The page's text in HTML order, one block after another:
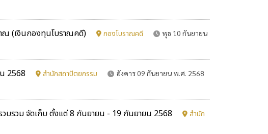
าณ (เงินกองทุนโบราณคดี) กองโบราณคดี
พุธ 10 กันยายน
2568 สำนักสถาปัตยกรรม
อังคาร 09 กันยายน พ.ศ. 2568
วบรวม จัดเก็บ ตั้งแต่ 8 กันยายน - 19 กันยายน 2568
สำนัก